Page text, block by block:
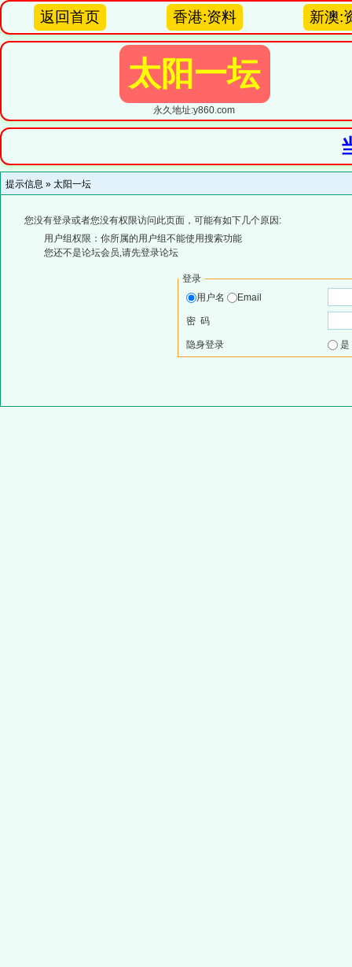
返回首页 香港:资料 新澳:
太阳一坛
永久地址:y860.com
提示信息 » 太阳一坛
您没有登录或者您没有权限访问此页面，可能有如下几个原因:
用户组权限：你所属的用户组不能使用搜索功能
您还不是论坛会员,请先登录论坛
登录
用户名
Email
密 码
隐身登录